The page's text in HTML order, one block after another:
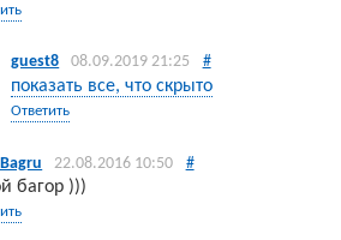
guest8 08.09.2019 21:25 #
показать все, что скрыто
Ответить
22.08.2016 10:50 #
багор )))